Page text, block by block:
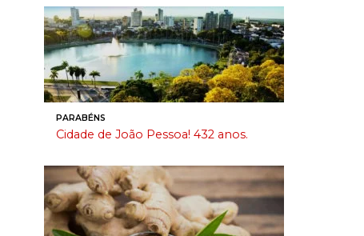
PARABÉNS
Cidade de João Pessoa! 432 anos.